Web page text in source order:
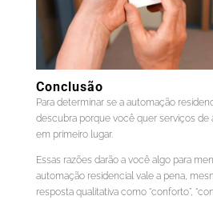
Conclusão
Para determinar se a automação
descubra porque você quer serviços de
em primeiro lugar.
Essas razões darão a você algo para
automação residencial vale a pena,
resposta qualitativa como “conforto”,